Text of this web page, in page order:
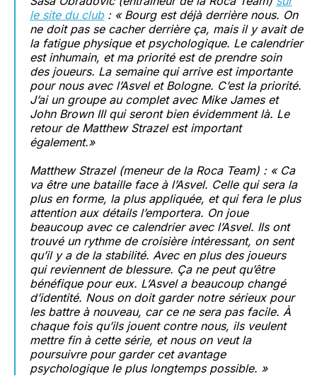
le site du club: « Bourg est déjà derrière nous. On
ne doit pas se cacher derrière ça, mais il y avait de
la fatigue physique et psychologique. Le calendrier
est inhumain, et ma priorité est de prendre soin
des joueurs. La semaine qui arrive est importante
pour nous avec l’Asvel et Bologne. C’est la priorité.
J’ai un groupe au complet avec Mike James et
John Brown III qui seront bien évidemment là. Le
retour de Matthew Strazel est important
également.»
Matthew Strazel (meneur de la Roca Team) : «Ca
va être une bataille face à l’Asvel. Celle qui sera la
plus en forme, la plus appliquée, et qui fera le plus
attention aux détails l’emportera. On joue
beaucoup avec ce calendrier avec l’Asvel. Ils ont
trouvé un rythme de croisière intéressant, on sent
qu’il y a de la stabilité. Avec en plus des joueurs
qui reviennent de blessure. Ça ne peut qu’être
bénéfique pour eux. L’Asvel a beaucoup changé
d’identité. Nous on doit garder notre sérieux pour
les battre à nouveau, car ce ne sera pas facile. À
chaque fois qu’ils jouent contre nous, ils veulent
mettre fin à cette série, et nous on veut la
poursuivre pour garder cet avantage
psychologique le plus longtemps possible. »